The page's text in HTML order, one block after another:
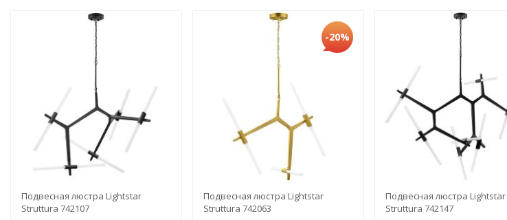
Подвесная люстра Lightstar
Struttura 742107
-20%
Подвесная люстра Lightstar
Struttura 742063
Подвесная люстра Lightstar
Struttura 742147